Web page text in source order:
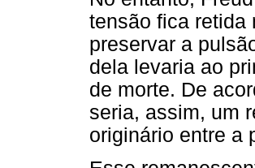
tensão fica retida
preservar a
dela levaria ao
de morte. De
seria, assim, um
originário entre a